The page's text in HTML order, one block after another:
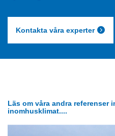
Kontakta våra experter
Läs om våra andra referenser
inomhusklimat....